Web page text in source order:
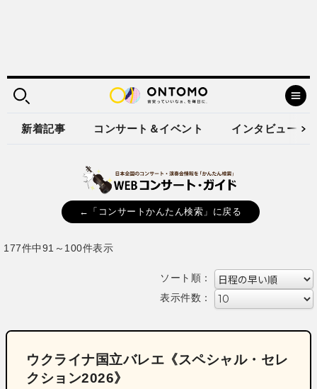
新着記事 コンサート＆イベント インタビュー
←「コンサートかんたん検索」に戻る
177件中91～100件表示
ソート順：
表示件数：
ウクライナ国立バレエ《スペシャル・セレ
クション2026》